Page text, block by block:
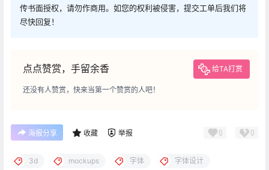
传书面授权，请勿作商用。如您的权利被侵害，提交工单后我们将
尽快回复！
点点赞赏，手留余香 给TA打赏
还没有人赞赏，快来当第一个赞赏的人吧！
海报分享 收藏 举报 0 0
3d mockups 字体 字体设计